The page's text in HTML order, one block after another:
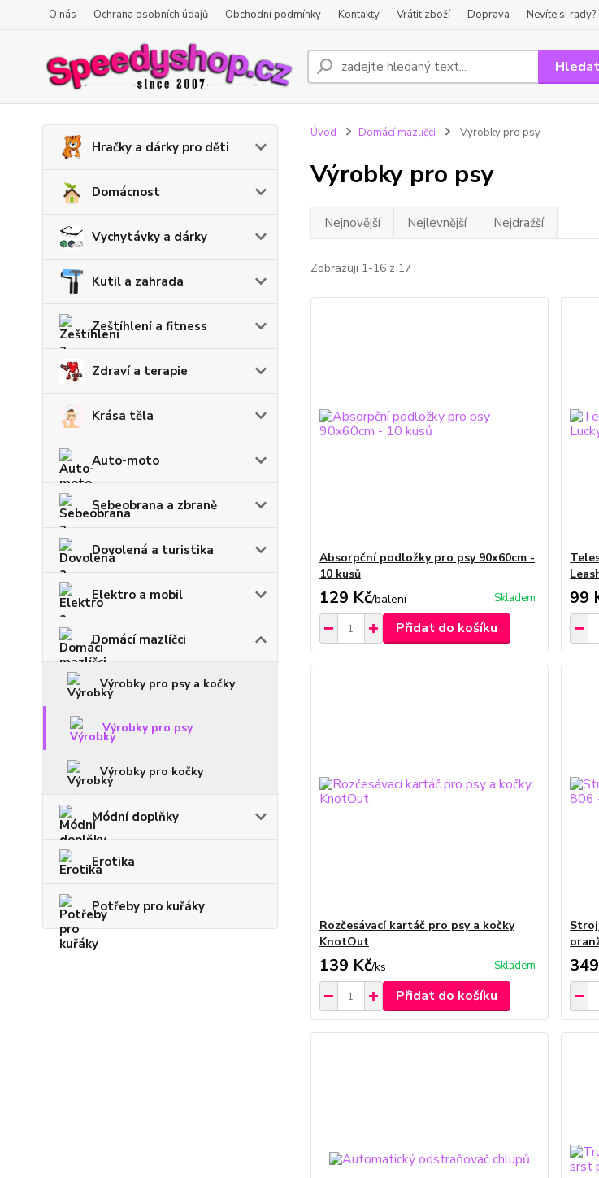
O nás Ochrana osobních údajů Obchodní podmínky Kontakty Vrátit zboží Doprava Nevíte si rady?
Hledat
Hračky a dárky pro děti
Domácnost
Vychytávky a dárky
Kutil a zahrada
Zeštíhlení a fitness
Zdraví a terapie
Krása těla
Auto-moto
Sebeobrana a zbraně
Dovolená a turistika
Elektro a mobil
Domácí mazlíčci
Výrobky pro psy a kočky
Výrobky pro psy
Výrobky pro kočky
Módní doplňky
Erotika
Potřeby pro kuřáky
Úvod Domácí mazlíčci Výrobky pro psy
Výrobky pro psy
Nejnovější Nejlevnější Nejdražší
Zobrazuji 1-16 z 17
Absorpční podložky pro psy 90x60cm -
10 kusů
129 Kč/balení Skladem
Přidat do košíku
99
Rozčesávací kartáč pro psy a kočky
KnotOut
139 Kč/ks Skladem
Přidat do košíku